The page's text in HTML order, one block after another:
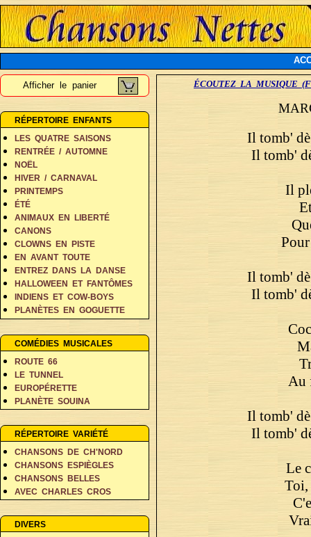
Afficher le panier
RÉPERTOIRE ENFANTS
LES QUATRE SAISONS
RENTRÉE / AUTOMNE
NOËL
HIVER / CARNAVAL
PRINTEMPS
ÉTÉ
ANIMAUX EN LIBERTÉ
CANONS
CLOWNS EN PISTE
EN AVANT TOUTE
ENTREZ DANS LA DANSE
HALLOWEEN ET FANTÔMES
INDIENS ET COW-BOYS
PLANÈTES EN GOGUETTE
RÊVES ET FANTAISIE
COMÉDIES MUSICALES
ROUTE 66
LE TUNNEL
EUROPÉRETTE
PLANÈTE SOUINA
RÉPERTOIRE VARIÉTÉ
CHANSONS DE CH'NORD
CHANSONS ESPIÈGLES
CHANSONS BELLES
AVEC CHARLES CROS
COIN DES POÈTES E-L
COIN DES POÈTES M-V
DIVERS
ÉCOUTEZ LA MUSIQUE
Il tomb'
Il tomb'
Il
Il tomb'
Il tomb'
Au
Il tomb'
Il tomb'
Le
Toi,